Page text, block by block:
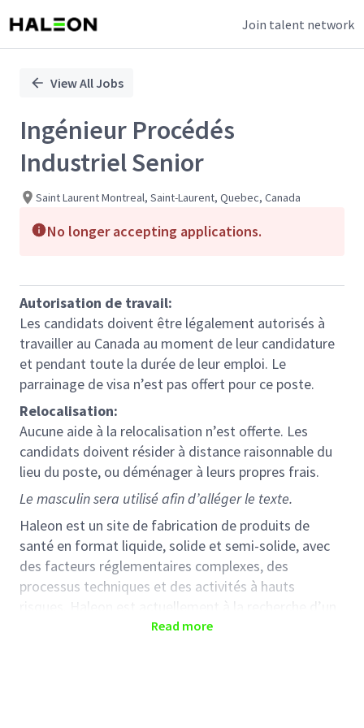
Join talent network
PositionView All Jobs
Ingénieur Procédés
Industriel Senior
Saint Laurent Montreal, Saint-Laurent, Quebec, Canada
No longer accepting applications.
Autorisation de travail:
Les candidats doivent être légalement autorisés à
travailler au Canada au moment de leur candidature
et pendant toute la durée de leur emploi. Le
parrainage de visa n’est pas offert pour ce poste.
Relocalisation:
Aucune aide à la relocalisation n’est offerte. Les
candidats doivent résider à distance raisonnable du
lieu du poste, ou déménager à leurs propres frais.
Le masculin sera utilisé afin d’alléger le texte.
Haleon est un site de fabrication de produits de
santé en format liquide, solide et semi-solide, avec
des facteurs réglementaires complexes, des
processus techniques et des activités à hauts
risques. Haleon est actuellement à la recherche d’un
Ingénieur Procédés Industriel Senior pour se joindre à
Read more